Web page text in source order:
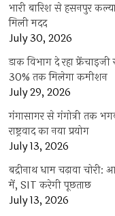
भारी बारिश से हसनपुर
मिली मदद
July 30, 2026
डाक विभाग दे रहा
30% तक मिलेगा कमीशन
July 29, 2026
गंगासागर से गंगोत्री तक
राष्ट्रवाद का नया प्रयोग
July 13, 2026
बद्रीनाथ धाम चढ़ावा चोरी:
में, SIT करेगी पूछताछ
July 13, 2026